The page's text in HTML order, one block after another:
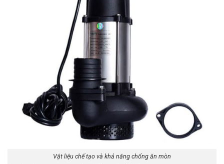
Vật liệu chế tạo và khả năng chống ăn mòn